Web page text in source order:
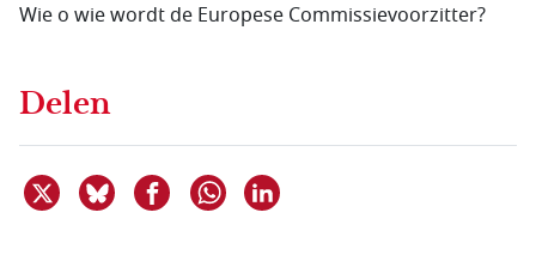
Wie o wie wordt de Europese Commissievoorzitter?
Delen
Deel dit item op X
Deel dit item op Bluesky
Deel dit item op Facebook
Delen via WhatsApp